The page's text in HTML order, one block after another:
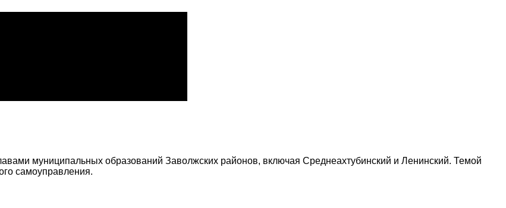
муниципальных образований Заволжских районов, включая Среднеахтубинский и Ленинский. Темой
самоуправления.